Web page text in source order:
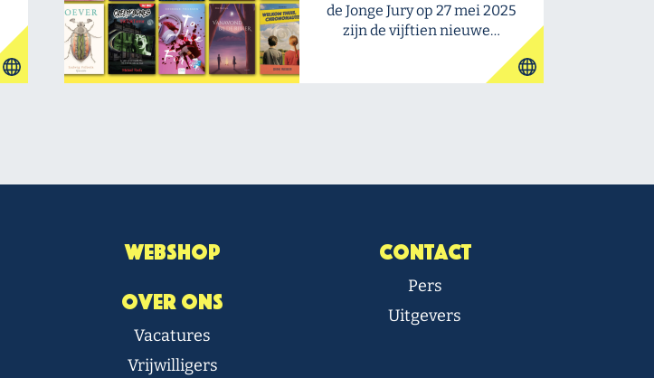
de Jonge Jury op 27 mei 2025
zijn de vijftien nieuwe…
Webshop
Over Ons
Vacatures
Vrijwilligers
Contact
Pers
Uitgevers